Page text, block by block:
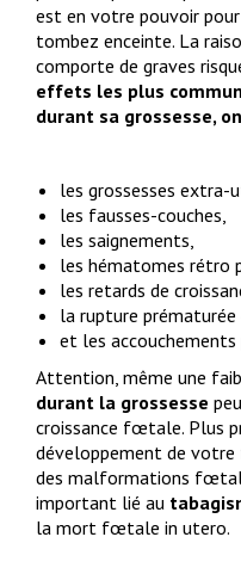
est en votre pouvoir
tombez enceinte. La
comporte de graves
effets les plus
durant sa grossesse,
les grossesses extra-
les fausses-couches,
les saignements,
les hématomes rétro
les retards de
la rupture prématurée
et les accouchements
Attention, même une
durant la grossesse
croissance fœtale. Plus
développement de
des malformations
important lié au
la mort fœtale in utero.